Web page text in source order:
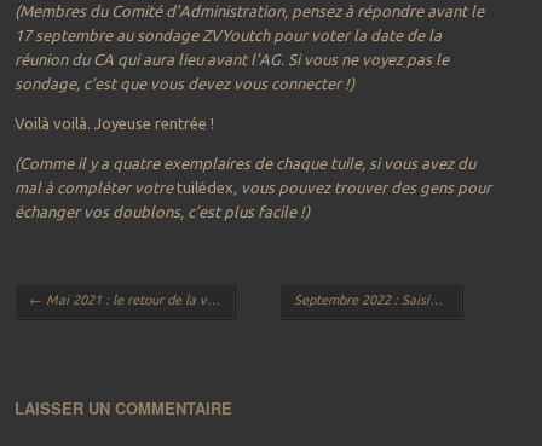
(Membres du Comité d’Administration, pensez à répondre avant le
17 septembre au sondage ZVYoutch pour voter la date de la
réunion du CA qui aura lieu avant l’AG. Si vous ne voyez pas le
sondage, c’est que vous devez vous connecter !)
Voilà voilà. Joyeuse rentrée !
(Comme il y a quatre exemplaires de chaque tuile, si vous avez du
mal à compléter votretuilédex , vous pouvez trouver des gens pour
échanger vos doublons, c’est plus facile !)
Navigation des articles
← Mai 2021 : le retour de la vengeance Septembre 2022 : Saisissez le titre !
LAISSER UN COMMENTAIRE